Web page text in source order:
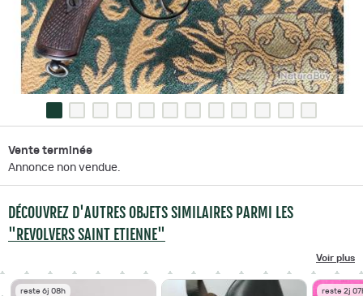
Vente terminée
Annonce non vendue.
DÉCOUVREZ D'AUTRES OBJETS SIMILAIRES PARMI LES
"REVOLVERS SAINT ETIENNE"
Voir plus
reste 6j 08h reste 2j